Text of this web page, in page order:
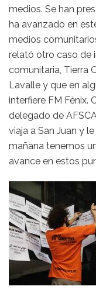
medios. Se han
ha avanzado en
medios
relató otro caso de
comunitaria, Tierra
Lavalle y que en
interfiere FM Fénix.
delegado de
viaja a San Juan y
mañana tenemos
avance en estos